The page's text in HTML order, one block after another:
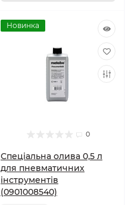
Новинка
0
Спеціальна олива 0,5 л
для пневматичних
інструментів
(0901008540)